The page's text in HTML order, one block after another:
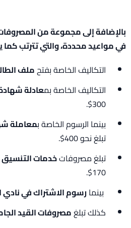
بالإضافة إلى مجموعة من المصروفات
في مواعيد محددة، والتي تترتب كما
التكاليف الخاصة بفتحملف
التكاليف الخاصة بمعادلة
300$.
بينما الرسوم الخاصة بمعاملة
تبلغ نحو 400$.
تبلغ مصروفاتخدمات التنسيق
170$.
بينما رسوم الاشتراك في نادي
كذلك تبلغمصروفات القيد